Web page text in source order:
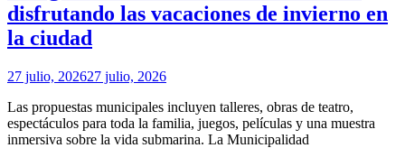
disfrutando las vacaciones de invierno en
la ciudad
27 julio, 202627 julio, 2026
Las propuestas municipales incluyen talleres, obras de teatro,
espectáculos para toda la familia, juegos, películas y una muestra
inmersiva sobre la vida submarina. La Municipalidad